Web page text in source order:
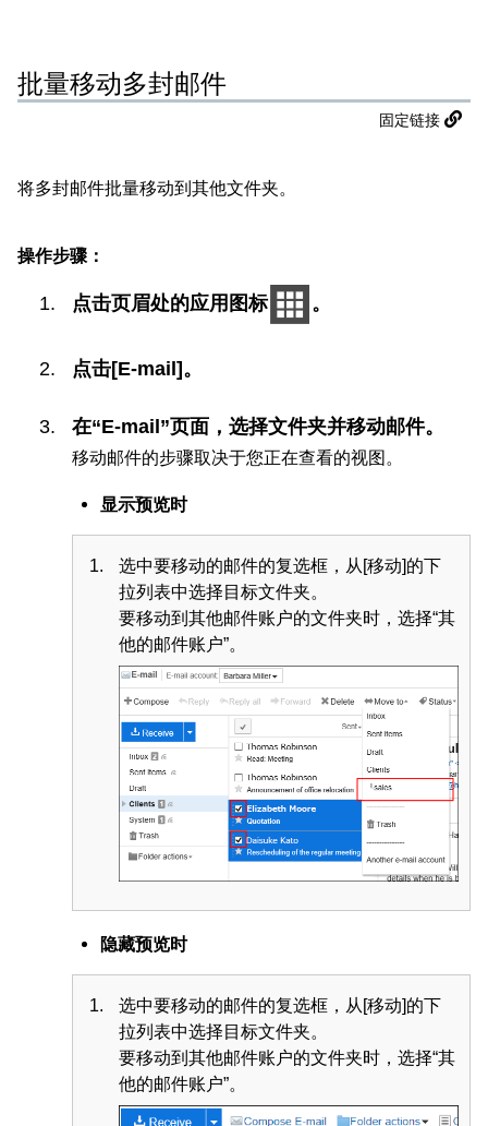
批量移动多封邮件
固定链接
将多封邮件批量移动到其他文件夹。
操作步骤：
点击页眉处的应用图标 。
点击[E-mail]。
在“E-mail”页面，选择文件夹并移动邮件。
移动邮件的步骤取决于您正在查看的视图。
显示预览时
选中要移动的邮件的复选框，从[移动]的下
拉列表中选择目标文件夹。
要移动到其他邮件账户的文件夹时，选择“其
他的邮件账户”。
隐藏预览时
选中要移动的邮件的复选框，从[移动]的下
拉列表中选择目标文件夹。
要移动到其他邮件账户的文件夹时，选择“其
他的邮件账户”。